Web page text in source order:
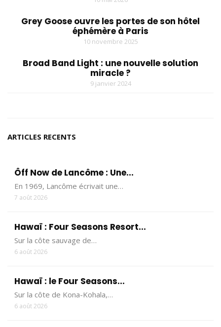
Grey Goose ouvre les portes de son hôtel
éphémère à Paris
10 novembre 2025
Broad Band Light : une nouvelle solution
miracle ?
9 janvier 2024
ARTICLES RECENTS
Ôff Now de Lancôme : Une...
En 1969, Lancôme écrivait une…
7 août 2026
Hawaï : Four Seasons Resort...
Sur la côte sauvage de…
6 août 2026
Hawaï : le Four Seasons...
Sur la côte de Kona-Kohala,…
6 août 2026